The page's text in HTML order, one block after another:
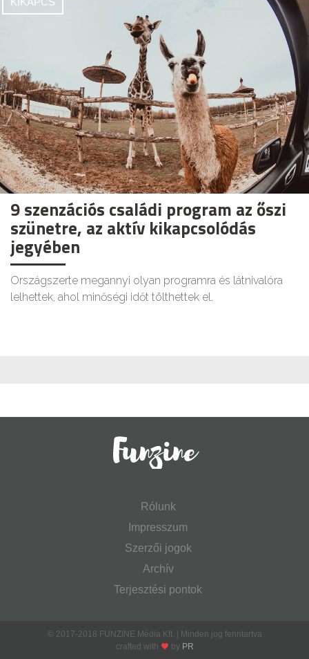
9 szenzációs családi program az őszi
szünetre, az aktív kikapcsolódás
jegyében
Országszerte megannyi olyan programra és látnivalóra
lelhettek, ahol minőségi időt tölthettek el.
Rólunk
Impresszum
Szerzői jogok
Archív
Terjesztési pontok
© 2017-2018 FUNZINE Média Kft. | Minden jog fenntartva
crafted with
by PR